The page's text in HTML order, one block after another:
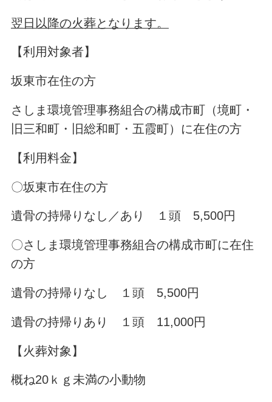
翌日以降の火葬となります。
【利用対象者】
坂東市在住の方
さしま環境管理事務組合の構成市町（境町・
旧三和町・旧総和町・五霞町）に在住の方
【利用料金】
〇坂東市在住の方
遺骨の持帰りなし／あり １頭 5,500円
〇さしま環境管理事務組合の構成市町に在住
の方
遺骨の持帰りなし １頭 5,500円
遺骨の持帰りあり １頭 11,000円
【火葬対象】
概ね20ｋｇ未満の小動物